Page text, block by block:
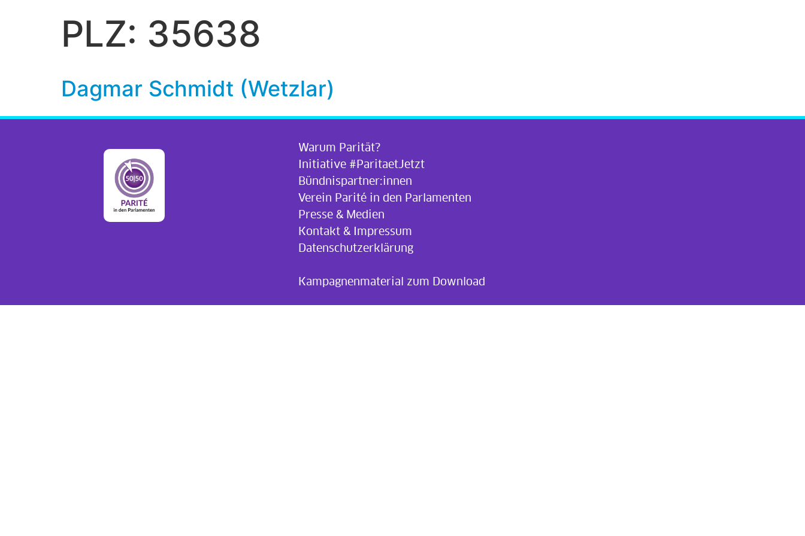
PLZ: 35638
Dagmar Schmidt (Wetzlar)
Warum Parität?
Initiative #ParitaetJetzt
Bündnispartner:innen
Verein Parité in den Parlamenten
Presse & Medien
Kontakt & Impressum
Datenschutzerklärung
Kampagnenmaterial zum Download